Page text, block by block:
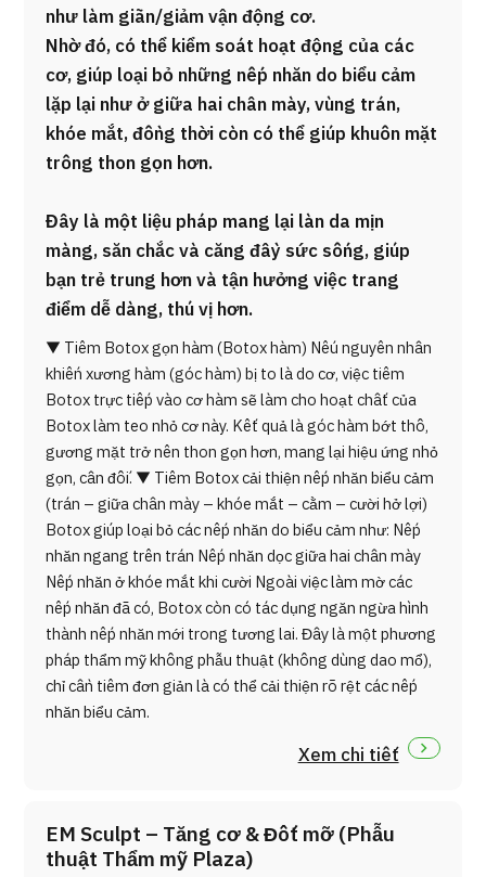
như làm giãn/giảm vận động cơ.
Nhờ đó, có thể kiểm soát hoạt động của các
cơ, giúp loại bỏ những nếp nhăn do biểu cảm
lặp lại như ở giữa hai chân mày, vùng trán,
khóe mắt, đồng thời còn có thể giúp khuôn mặt
trông thon gọn hơn.
Đây là một liệu pháp mang lại làn da mịn
màng, săn chắc và căng đầy sức sống, giúp
bạn trẻ trung hơn và tận hưởng việc trang
điểm dễ dàng, thú vị hơn.
▼ Tiêm Botox gọn hàm (Botox hàm) Nếu nguyên nhân
khiến xương hàm (góc hàm) bị to là do cơ, việc tiêm
Botox trực tiếp vào cơ hàm sẽ làm cho hoạt chất của
Botox làm teo nhỏ cơ này. Kết quả là góc hàm bớt thô,
gương mặt trở nên thon gọn hơn, mang lại hiệu ứng nhỏ
gọn, cân đối. ▼ Tiêm Botox cải thiện nếp nhăn biểu cảm
(trán – giữa chân mày – khóe mắt – cằm – cười hở lợi)
Botox giúp loại bỏ các nếp nhăn do biểu cảm như: Nếp
nhăn ngang trên trán Nếp nhăn dọc giữa hai chân mày
Nếp nhăn ở khóe mắt khi cười Ngoài việc làm mờ các
nếp nhăn đã có, Botox còn có tác dụng ngăn ngừa hình
thành nếp nhăn mới trong tương lai. Đây là một phương
pháp thẩm mỹ không phẫu thuật (không dùng dao mổ),
chỉ cần tiêm đơn giản là có thể cải thiện rõ rệt các nếp
nhăn biểu cảm.
Xem chi tiết
EM Sculpt – Tăng cơ & Đốt mỡ (Phẫu
thuật Thẩm mỹ Plaza)